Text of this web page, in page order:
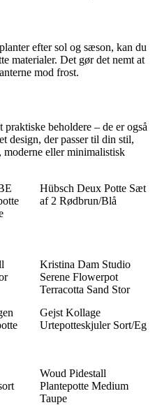
efter sol og sæson, kan du
materialer. Det gør det nemt at
mod frost.
beholdere – de er også
design, der passer til din stil,
eller minimalistisk
Hübsch Deux Potte Sæt
af 2 Rødbrun/Blå
Kristina Dam Studio
Serene Flowerpot
Terracotta Sand Stor
Gejst Kollage
Urtepotteskjuler Sort/Eg
Woud Pidestall
Plantepotte Medium
Taupe